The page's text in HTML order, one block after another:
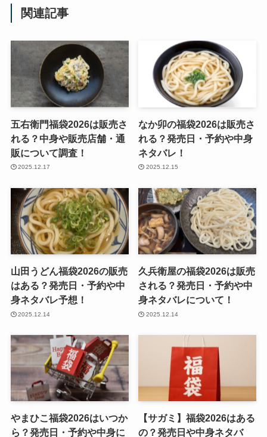
関連記事
五右衛門福袋2026は販売さ
れる？中身や販売店舗・通
販について調査！
2025.12.17
なか卯の福袋2026は販売さ
れる？発売日・予約や中身
ネタバレ！
2025.12.15
山田うどん福袋2026の販売
はある？発売日・予約や中
身ネタバレ予想！
2025.12.14
久兵衛屋の福袋2026は販売
される？発売日・予約や中
身ネタバレについて！
2025.12.14
やまひこ福袋2026はいつか
ら？発売日・予約や中身に
【サガミ】福袋2026はある
の？発売日や中身ネタバ